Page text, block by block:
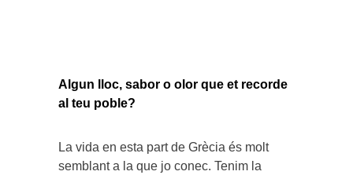
Algun lloc, sabor o olor que et recorde
al teu poble?
La vida en esta part de Grècia és molt
semblant a la que jo conec. Tenim la